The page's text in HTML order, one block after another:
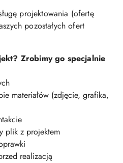
projektowania (ofertę
pozostałych ofert
Zrobimy go specjalnie
materiałów (zdjęcie, grafika,
plik z projektem
realizacją